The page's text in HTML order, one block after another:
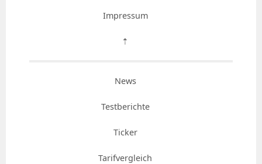
Impressum
⇡
News
Testberichte
Ticker
Tarifvergleich